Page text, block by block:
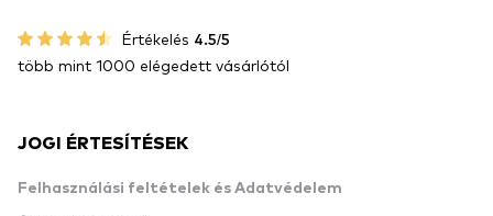
Értékelés 4.5/5
több mint 1000 elégedett vásárlótól
JOGI ÉRTESÍTÉSEK
Felhasználási feltételek és Adatvédelem